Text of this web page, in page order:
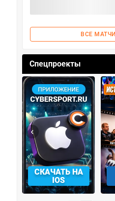
ВСЕ МАТЧИ
Спецпроекты
СКАЧАТЬ НА
IOS
‹